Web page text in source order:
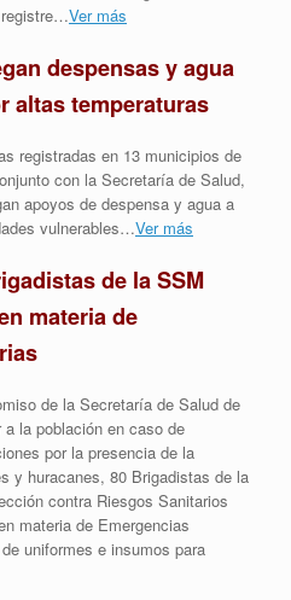
Ver más
despensas y agua
altas temperaturas
registradas en 13 municipios de
con la Secretaría de Salud,
apoyos de despensa y agua a
vulnerables…Ver más
de la SSM
materia de
de la Secretaría de Salud de
la población en caso de
por la presencia de la
y huracanes, 80 Brigadistas de la
contra Riesgos Sanitarios
materia de Emergencias
uniformes e insumos para